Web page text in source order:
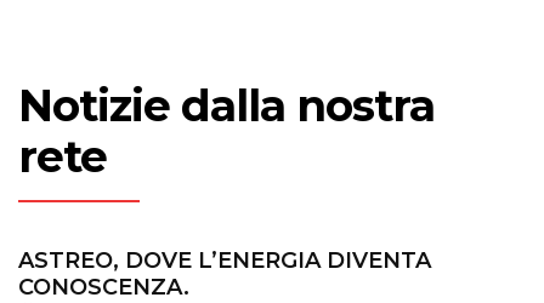
Notizie dalla nostra
rete
ASTREO, DOVE L’ENERGIA DIVENTA
CONOSCENZA.